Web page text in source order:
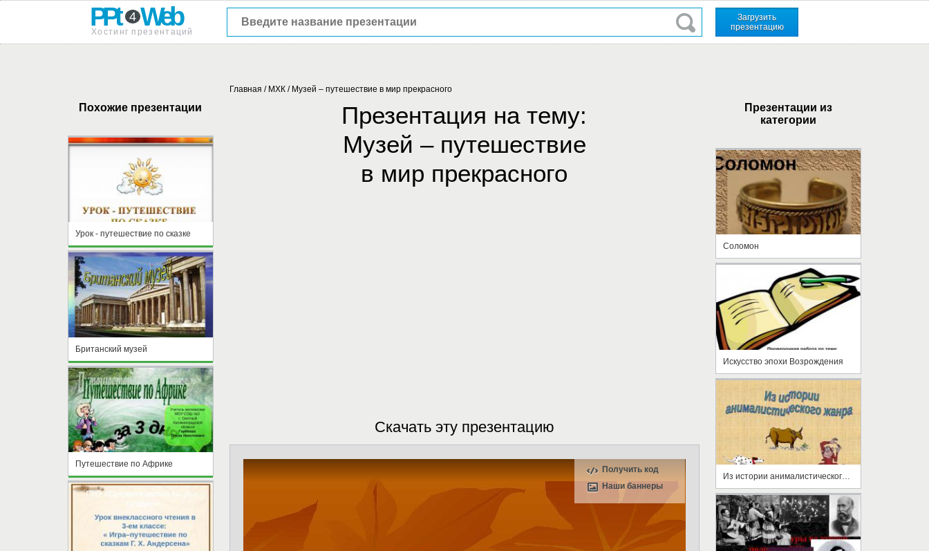
PPt 4 Web
Хостинг презентаций
Загрузить
презентацию
Похожие презентации
Урок - путешествие по сказке
Британский музей
Путешествие по Африке
Главная / МХК / Музей – путешествие в мир прекрасного
Презентация на тему:
Музей – путешествие
в мир прекрасного
Скачать эту презентацию
Получить код
Наши баннеры
Презентации из
категории
Соломон
Искусство эпохи Возрождения